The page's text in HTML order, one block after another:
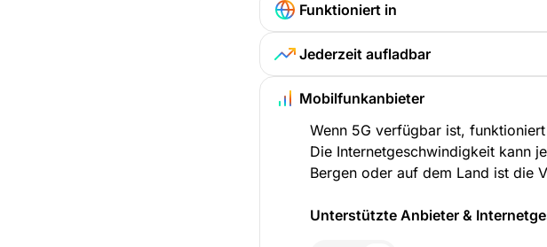
Funktioniert in
Jederzeit aufladbar
Mobilfunkanbieter
Wenn 5G verfügbar ist,
Die Internetgeschwindigkeit kann
Bergen oder auf dem Land ist die
Unterstützte Anbieter &